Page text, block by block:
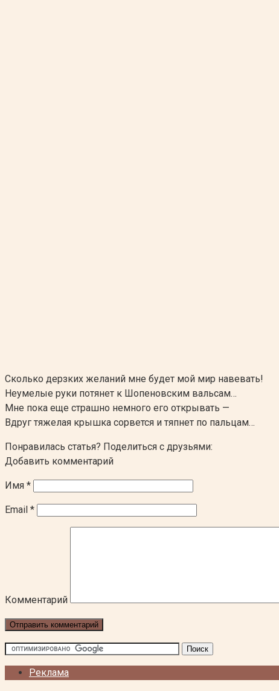
Сколько дерзких желаний мне будет мой мир навевать!
Неумелые руки потянет к Шопеновским вальсам…
Мне пока еще страшно немного его открывать —
Вдруг тяжелая крышка сорвется и тяпнет по пальцам…
Понравилась статья? Поделиться с друзьями:
Добавить комментарий
Имя *
Email *
Комментарий
Реклама